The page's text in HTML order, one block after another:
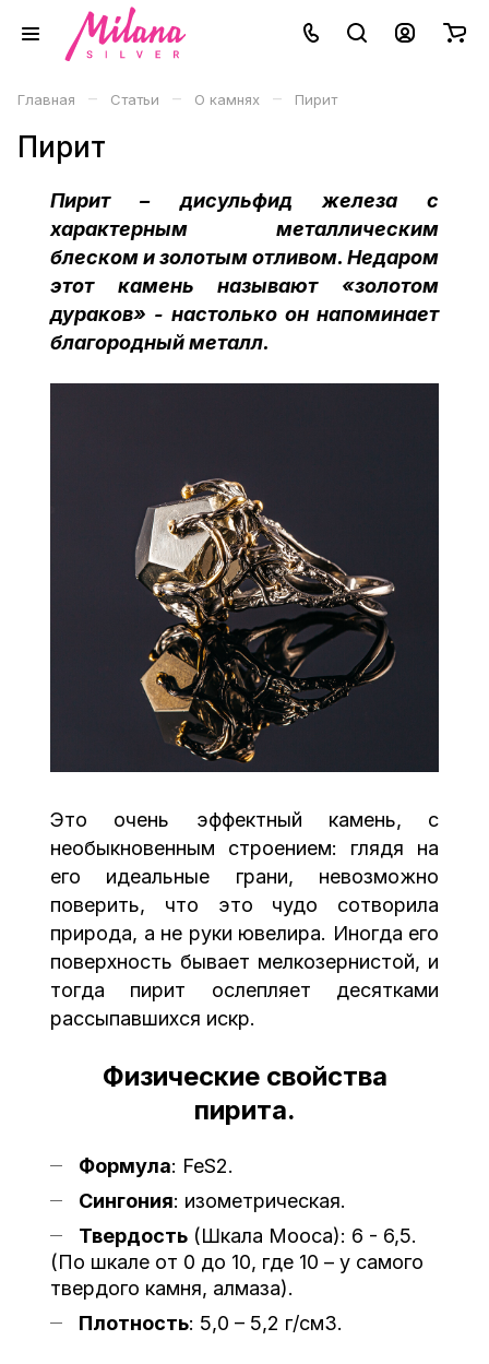
Главная – Статьи – О камнях – Пирит
Пирит
Пирит – дисульфид железа с
характерным металлическим
блеском и золотым отливом. Недаром
этот камень называют «золотом
дураков» - настолько он напоминает
благородный металл.
Это очень эффектный камень, с
необыкновенным строением: глядя на
его идеальные грани, невозможно
поверить, что это чудо сотворила
природа, а не руки ювелира. Иногда его
поверхность бывает мелкозернистой, и
тогда пирит ослепляет десятками
рассыпавшихся искр.
Физические свойства
пирита.
Формула: FeS2.
Сингония: изометрическая.
Твердость (Шкала Мооса): 6 - 6,5.
(По шкале от 0 до 10, где 10 – у самого
твердого камня, алмаза).
Плотность: 5,0 – 5,2 г/cм3.